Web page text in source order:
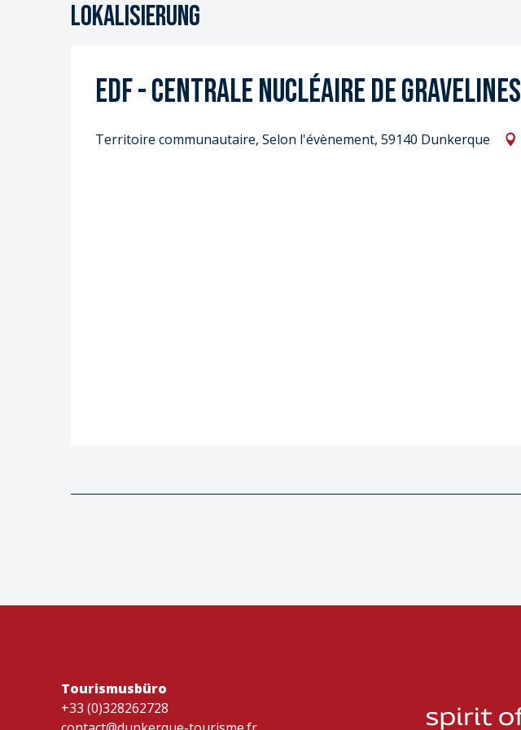
Lokalisierung
EDF - Centrale Nucléaire de Gravelines
Territoire communautaire, Selon l'évènement, 59140 Dunkerque
Tourismusbüro
+33 (0)328262728